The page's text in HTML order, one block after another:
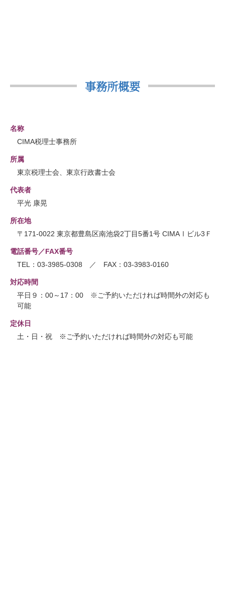
事務所概要
名称
CIMA税理士事務所
所属
東京税理士会、東京行政書士会
代表者
平光 康晃
所在地
〒171-0022 東京都豊島区南池袋2丁目5番1号 CIMAⅠビル3Ｆ
電話番号／FAX番号
TEL：03-3985-0308 ／ FAX：03-3983-0160
対応時間
平日９：00～17：00 ※ご予約いただければ時間外の対応も
可能
定休日
土・日・祝 ※ご予約いただければ時間外の対応も可能